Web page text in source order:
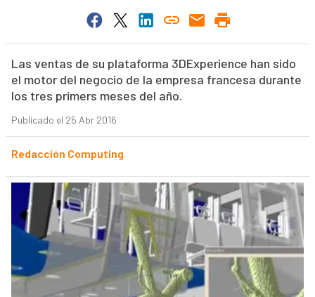
Las ventas de su plataforma 3DExperience han sido
el motor del negocio de la empresa francesa durante
los tres primers meses del año.
Publicado el 25 Abr 2016
Redacción Computing